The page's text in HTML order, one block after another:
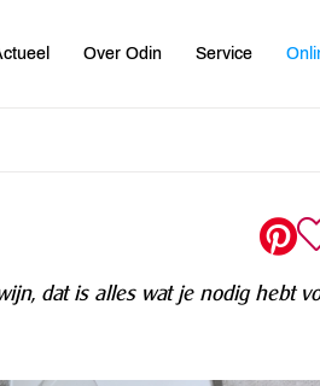
Over Odin Service
dat is alles wat je nodig hebt